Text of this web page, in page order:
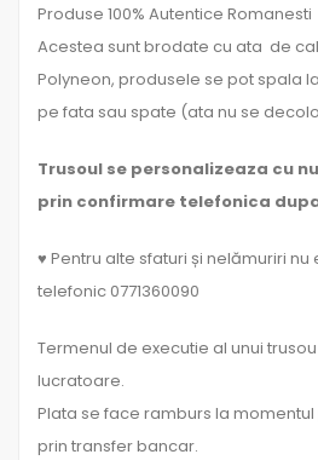
Produse 100% Autentice
Acestea sunt brodate cu ata de
Polyneon, produsele se pot spala
pe fata sau spate (ata nu se
Trusoul se personalizeaza cu
prin confirmare telefonica
♥ Pentru alte sfaturi și nelămuriri
telefonic 0771360090
Termenul de executie al unui
lucratoare.
Plata se face ramburs la
prin transfer bancar.